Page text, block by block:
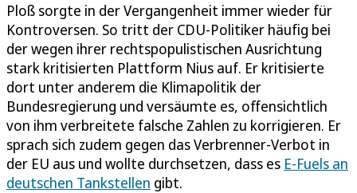
Ploß sorgte in der Vergangenheit immer wieder für
Kontroversen. So tritt der CDU-Politiker häufig bei
der wegen ihrer rechtspopulistischen Ausrichtung
stark kritisierten Plattform Nius auf. Er kritisierte
dort unter anderem die Klimapolitik der
Bundesregierung und versäumte es, offensichtlich
von ihm verbreitete falsche Zahlen zu korrigieren. Er
sprach sich zudem gegen das Verbrenner-Verbot in
der EU aus und wollte durchsetzen, dass es E-Fuels an
deutschen Tankstellen gibt.